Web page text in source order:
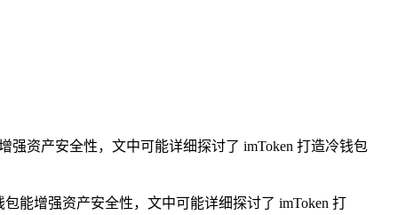
强资产安全性，文中可能详细探讨了 imToken 打造冷钱包
能增强资产安全性，文中可能详细探讨了 imToken 打